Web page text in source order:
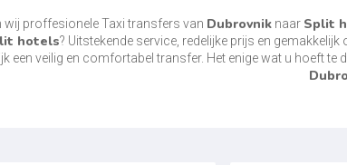
wij proffesionele Taxi transfers van Dubrovnik naar Split
hotels? Uitstekende service, redelijke prijs en
een veilig en comfortabel transfer. Het enige wat u hoeft